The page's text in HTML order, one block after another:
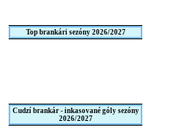
Top brankári sezóny 2026/2027
Cudzí brankár - inkasované góly sezóny
2026/2027